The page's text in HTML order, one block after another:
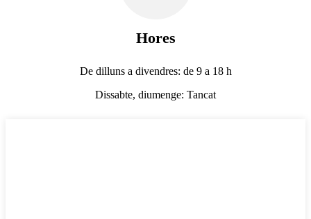
Hores
De dilluns a divendres: de 9 a 18 h
Dissabte, diumenge: Tancat